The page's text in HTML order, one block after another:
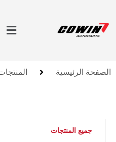
الصفحة الرئيسية
جميع المنتجات